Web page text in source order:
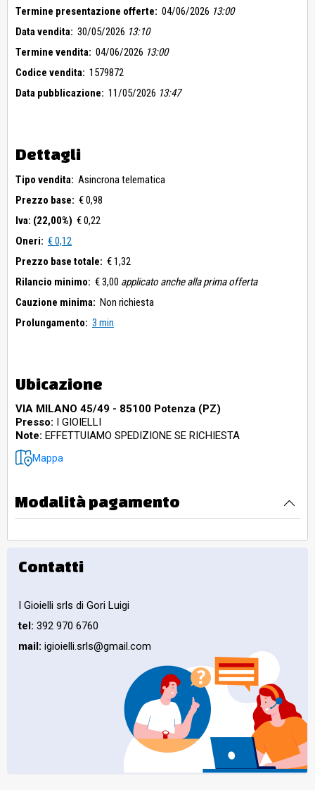
Termine presentazione offerte: 04/06/2026 13:00
Data vendita: 30/05/2026 13:10
Termine vendita: 04/06/2026 13:00
Codice vendita: 1579872
Data pubblicazione: 11/05/2026 13:47
Dettagli
Tipo vendita: Asincrona telematica
Prezzo base: € 0,98
Iva: (22,00%) € 0,22
Oneri: € 0,12
Prezzo base totale: € 1,32
Rilancio minimo: € 3,00 applicato anche alla prima offerta
Cauzione minima: Non richiesta
Prolungamento: 3 min
Ubicazione
VIA MILANO 45/49 - 85100 Potenza (PZ)
Presso: I GIOIELLI
Note: EFFETTUIAMO SPEDIZIONE SE RICHIESTA
Mappa
Modalità pagamento
Contatti
I Gioielli srls di Gori Luigi
tel: 392 970 6760
mail: igioielli.srls@gmail.com